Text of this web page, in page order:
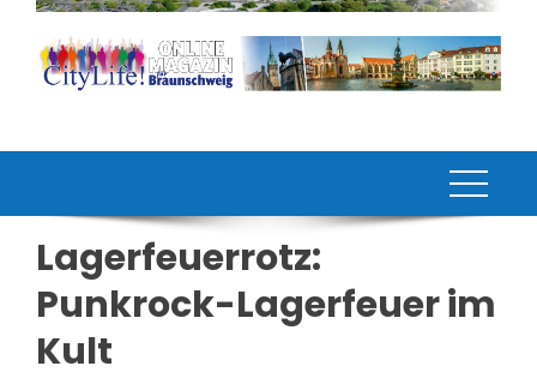
Lagerfeuerrotz:
Punkrock-Lagerfeuer im
Kult